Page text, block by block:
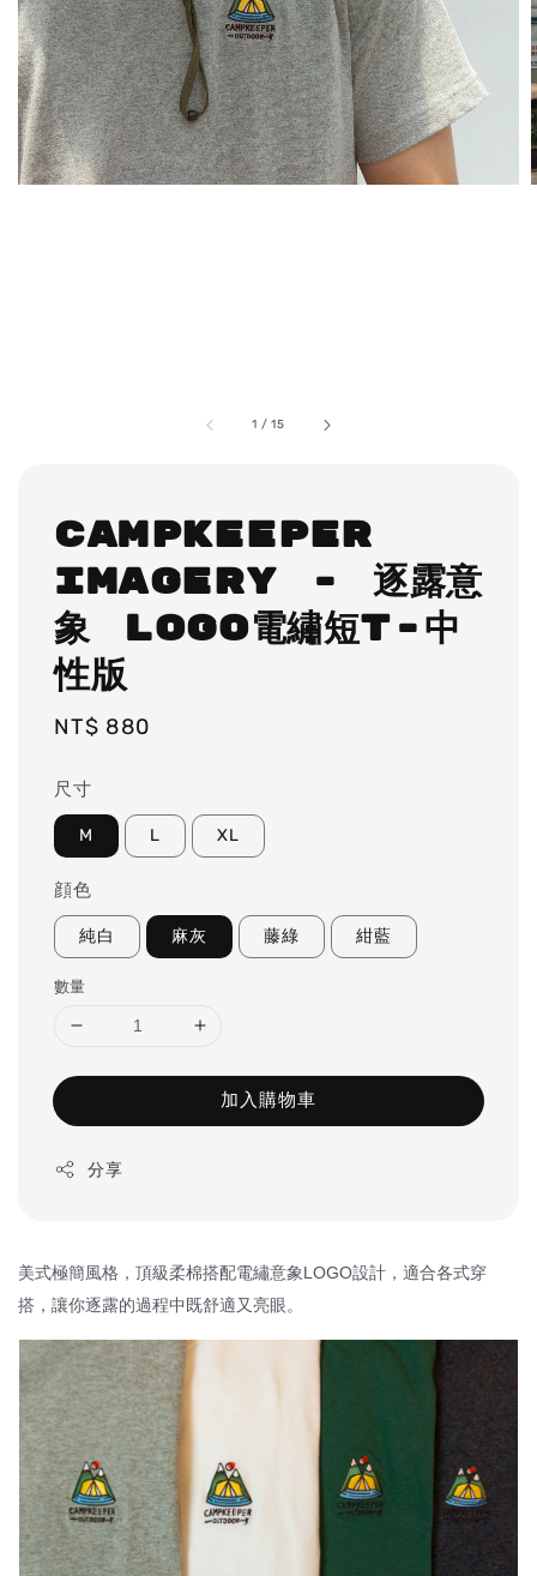
1 /15
CAMPKEEPER
IMAGERY - 逐露意
象 LOGO電繡短T-中
性版
Regular
NT$ 880
尺寸
M L XL
顔色
純白 麻灰 藤綠 紺藍
數量
加入購物車
分享
美式極簡風格，頂級柔棉搭配電繡意象LOGO設計，適合各式穿
搭，讓你逐露的過程中既舒適又亮眼。